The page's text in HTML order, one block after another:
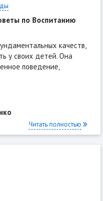
по Воспитанию
качеств,
у своих детей. Она
поведение,
Читать полностью